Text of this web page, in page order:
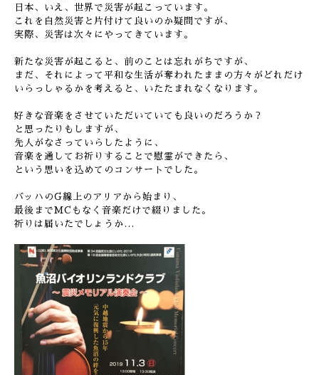
日本、いえ、世界で災害が起こっています。
これを自然災害と片付けて良いのか疑問ですが、
実際、災害は次々にやってきています。
新たな災害が起こると、前のことは忘れがちですが、
まだ、それによって平和な生活が奪われたままの方々がどれだけ
いらっしゃるかを考えると、いたたまれなくなります。
好きな音楽をさせていただいていても良いのだろうか？
と思ったりもしますが、
先人がなさっていらしたように、
音楽を通してお祈りすることで慰霊ができたら、
という思いを込めてのコンサートでした。
バッハのG線上のアリアから始まり、
最後までMCもなく音楽だけで綴りました。
祈りは届いたでしょうか…